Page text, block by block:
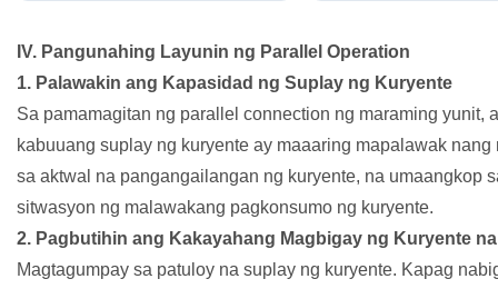
IV. Pangunahing Layunin ng Parallel Operation
1. Palawakin ang Kapasidad ng Suplay ng Kuryente
Sa pamamagitan ng parallel connection ng maraming yunit,
kabuuang suplay ng kuryente ay maaaring mapalawak nang
sa aktwal na pangangailangan ng kuryente, na umaangkop
sitwasyon ng malawakang pagkonsumo ng kuryente.
2. Pagbutihin ang Kakayahang Magbigay ng Kuryente
Magtagumpay sa patuloy na suplay ng kuryente. Kapag